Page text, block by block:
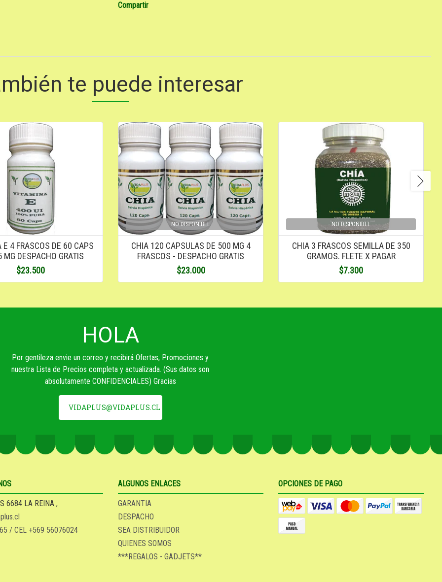
Compartir
te puede interesar
E 4 FRASCOS DE 60 CAPS
MG DESPACHO GRATIS
$23.500
NO DISPONIBLE
CHIA 120 CAPSULAS DE 500 MG 4
FRASCOS - DESPACHO GRATIS
$23.000
NO DISPONIBLE
CHIA 3 FRASCOS SEMILLA DE 350
GRAMOS. FLETE X PAGAR
$7.300
HOLA
Por gentileza envie un correo y recibirá Ofertas, Promociones y
nuestra Lista de Precios completa y actualizada. (Sus datos son
absolutamente CONFIDENCIALES) Gracias
VIDAPLUS@VIDAPLUS.CL
6684 LA REINA ,
/ CEL +569 56076024
ALGUNOS ENLACES
GARANTIA
DESPACHO
SEA DISTRIBUIDOR
QUIENES SOMOS
***REGALOS - GADJETS**
OPCIONES DE PAGO